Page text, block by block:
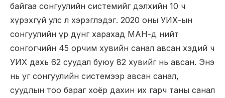
байгаа сонгуулийн системийг дэлхийн 10 ч
хүрэхгүй улс л хэрэглэдэг. 2020 оны УИХ-ын
сонгуулийн үр дүнг харахад МАН-д нийт
сонгогчийн 45 орчим хувийн санал авсан хэдий ч
УИХ дахь 62 суудал буюу 82 хувийг нь авсан. Энэ
нь уг сонгуулийн системээр авсан санал,
суудлын тоо бараг хоёр дахин их гарч таны санал